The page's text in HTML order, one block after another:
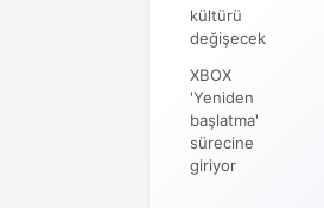
kültürü
değişecek
XBOX
'Yeniden
başlatma'
sürecine
giriyor